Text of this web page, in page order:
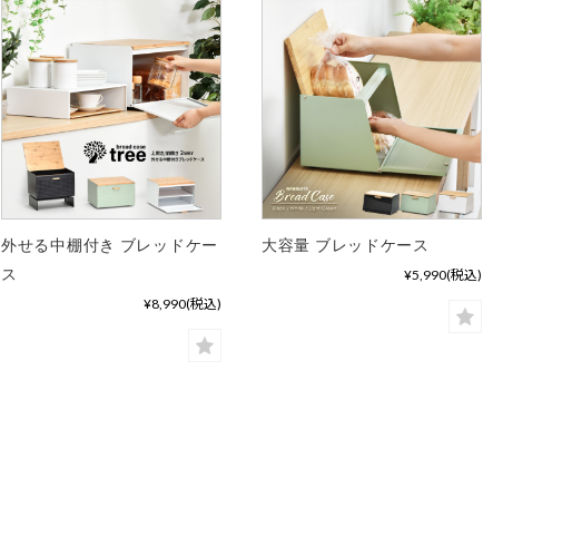
外せる中棚付き ブレッドケー
ス
¥8,990(税込)
大容量 ブレッドケース
¥5,990(税込)